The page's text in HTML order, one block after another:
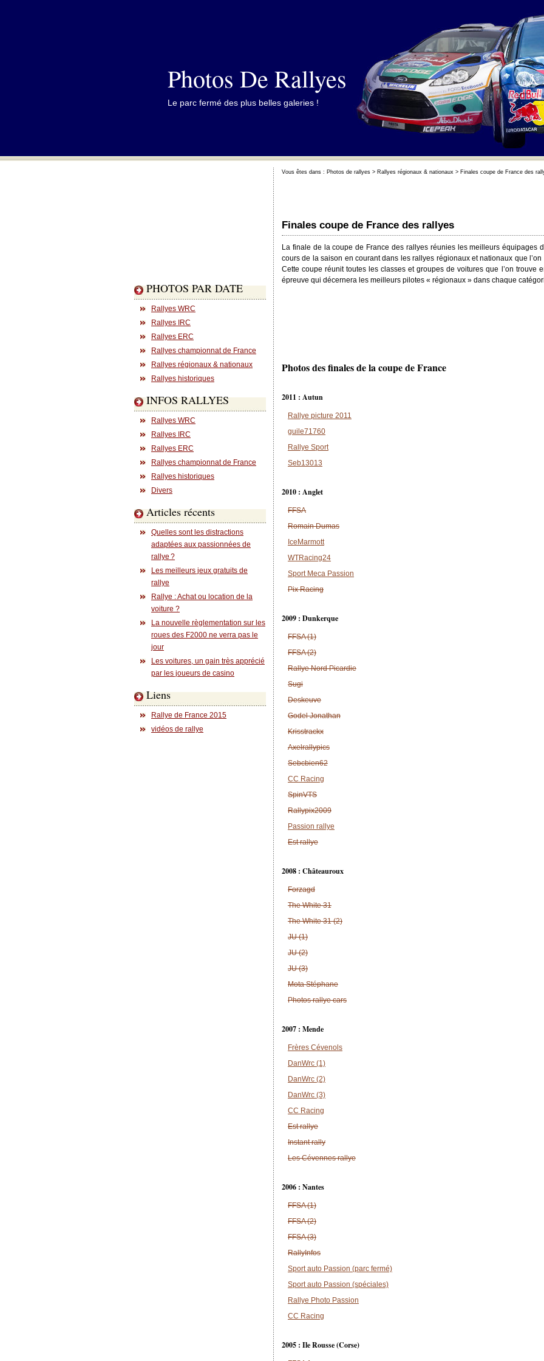
Photos De Rallyes
Le parc fermé des plus belles galeries !
PHOTOS PAR DATE
Rallyes WRC
Rallyes IRC
Rallyes ERC
Rallyes championnat de France
Rallyes régionaux & nationaux
Rallyes historiques
INFOS RALLYES
Rallyes WRC
Rallyes IRC
Rallyes ERC
Rallyes championnat de France
Rallyes historiques
Divers
Articles récents
Quelles sont les distractions
adaptées aux passionnées de
rallye ?
Les meilleurs jeux gratuits de
rallye
Rallye : Achat ou location de la
voiture ?
La nouvelle règlementation sur les
roues des F2000 ne verra pas le
jour
Les voitures, un gain très apprécié
par les joueurs de casino
Liens
Rallye de France 2015
vidéos de rallye
Vous êtes dans : Photos de rallyes > Rallyes régionaux & nationaux > Finales coupe de France des
Finales coupe de France des rallyes
La finale de la coupe de France des rallyes réunies les meilleurs équipages
cours de la saison en courant dans les rallyes régionaux et nationaux que
Cette coupe réunit toutes les classes et groupes de voitures que l’on trouve
épreuve qui décernera les meilleurs pilotes « régionaux » dans chaque
Photos des finales de la coupe de France
2011 : Autun
Rallye picture 2011
guile71760
Rallye Sport
Seb13013
2010 : Anglet
FFSA
Romain Dumas
IceMarmott
WTRacing24
Sport Meca Passion
Pix Racing
2009 : Dunkerque
FFSA (1)
FFSA (2)
Rallye Nord Picardie
Sugi
Deskeuve
Godel Jonathan
Krisstrackx
Axelrallypics
Sebcbien62
CC Racing
SpinVTS
Rallypix2009
Passion rallye
Est rallye
2008 : Châteauroux
Forzagd
The White 31
The White 31 (2)
JU (1)
JU (2)
JU (3)
Mota Stéphane
Photos rallye cars
2007 : Mende
Frères Cévenols
DanWrc (1)
DanWrc (2)
DanWrc (3)
CC Racing
Est rallye
Instant rally
Les Cévennes rallye
2006 : Nantes
FFSA (1)
FFSA (2)
FFSA (3)
RallyInfos
Sport auto Passion (parc fermé)
Sport auto Passion (spéciales)
Rallye Photo Passion
CC Racing
2005 : Ile Rousse (Corse)